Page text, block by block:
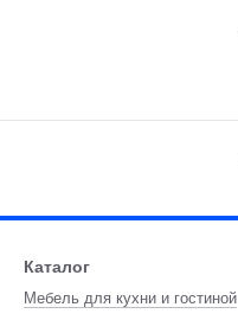
Каталог
Мебель для кухни и гостиной